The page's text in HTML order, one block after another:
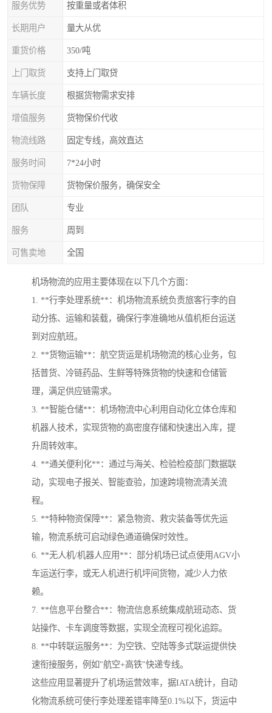
服务优势 按重量或者体积
长期用户 量大从优
重货价格 350/吨
上门取货 支持上门取贷
车辆长度 根据货物需求安排
增值服务 货物保价代收
物流线路 固定专线，高效直达
服务时间 7*24小时
货物保障 货物保价服务，确保安全
团队 专业
服务 周到
可售卖地 全国
机场物流的应用主要体现在以下几个方面：
1. **行李处理系统**：机场物流系统负责旅客行李的自
动分拣、运输和装载，确保行李准确地从值机柜台运送
到对应航班。
2. **货物运输**：航空货运是机场物流的核心业务，包
括普货、冷链药品、生鲜等特殊货物的快速和仓储管
理，满足供应链需求。
3. **智能仓储**：机场物流中心利用自动化立体仓库和
机器人技术，实现货物的高密度存储和快速出入库，提
升周转效率。
4. **通关便利化**：通过与海关、检验检疫部门数据联
动，实现电子报关、智能查验，加速跨境物流清关流
程。
5. **特种物资保障**：紧急物资、救灾装备等优先运
输，物流系统可启动绿色通道确保时效性。
6. **无人机/机器人应用**：部分机场已试点使用AGV小
车运送行李，或无人机进行机坪间货物，减少人力依
赖。
7. **信息平台整合**：物流信息系统集成航班动态、货
站操作、卡车调度等数据，实现全流程可视化追踪。
8. **中转联运服务**：为空铁、空陆等多式联运提供快
速衔接服务，例如"航空+高铁"快递专线。
这些应用显著提升了机场运营效率，据IATA统计，自动
化物流系统可使行李处理差错率降至0.1%以下，货运中